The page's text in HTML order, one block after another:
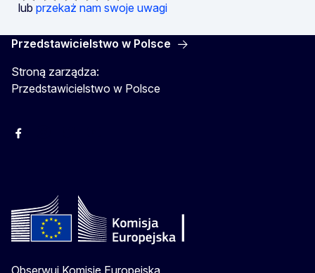
lub przekaż nam swoje uwagi
Przedstawicielstwo w Polsce
Stroną zarządza:
Przedstawicielstwo w Polsce
Facebook